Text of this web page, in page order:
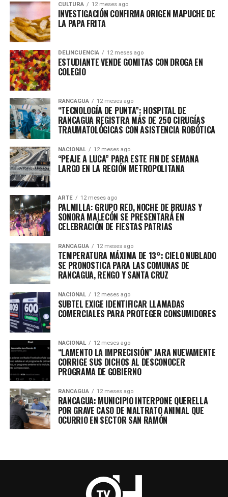
CULTURA 12 meses ago
INVESTIGACIÓN CONFIRMA ORIGEN MAPUCHE DE
LA PAPA FRITA
DELINCUENCIA 12 meses ago
ESTUDIANTE VENDE GOMITAS CON DROGA EN
COLEGIO
RANCAGUA 12 meses ago
“TECNOLOGÍA DE PUNTA”: HOSPITAL DE
RANCAGUA REGISTRA MÁS DE 250 CIRUGÍAS
TRAUMATOLÓGICAS CON ASISTENCIA ROBÓTICA
NACIONAL 12 meses ago
“PEAJE A LUCA” PARA ESTE FIN DE SEMANA
LARGO EN LA REGIÓN METROPOLITANA
ARTE 12 meses ago
PALMILLA: GRUPO RED, NOCHE DE BRUJAS Y
SONORA MALECÓN SE PRESENTARÁ EN
CELEBRACIÓN DE FIESTAS PATRIAS
RANCAGUA 12 meses ago
TEMPERATURA MÁXIMA DE 13°: CIELO NUBLADO
SE PRONOSTICA PARA LAS COMUNAS DE
RANCAGUA, RENGO Y SANTA CRUZ
NACIONAL 12 meses ago
SUBTEL EXIGE IDENTIFICAR LLAMADAS
COMERCIALES PARA PROTEGER CONSUMIDORES
NACIONAL 12 meses ago
“LAMENTO LA IMPRECISIÓN” JARA NUEVAMENTE
CORRIGE SUS DICHOS AL DESCONOCER
PROGRAMA DE GOBIERNO
RANCAGUA 12 meses ago
RANCAGUA: MUNICIPIO INTERPONE QUERELLA
POR GRAVE CASO DE MALTRATO ANIMAL QUE
OCURRIO EN SECTOR SAN RAMÓN